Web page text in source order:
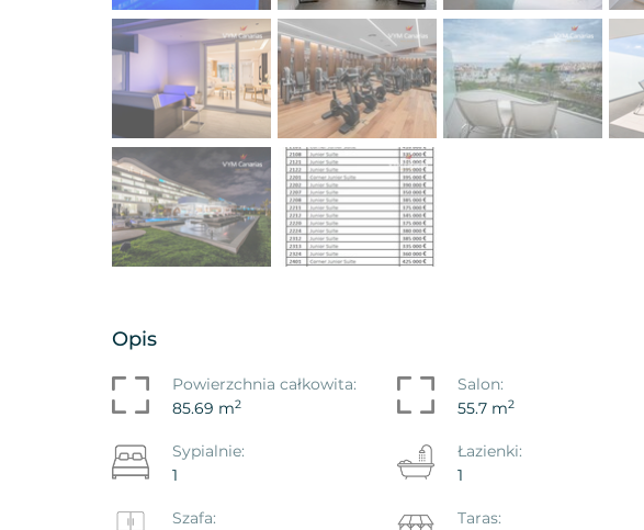
Opis
Powierzchnia całkowita:
85.69 m2
Salon:
55.7 m2
Sypialnie:
1
Łazienki:
1
Szafa:
Taras:
- Salon Playa De Las
- Adeje, Adeje
Apartament El Camison, Playa
De Las Americas - Arona, Arona